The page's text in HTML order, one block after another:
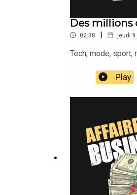
Des millions
02:38 | jeudi 9
Tech, mode, sport,
Play